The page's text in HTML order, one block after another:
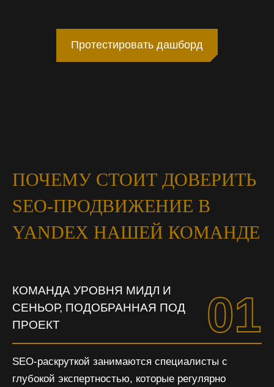
Протестировать дашборд
ПОЧЕМУ СТОИТ ДОВЕРИТЬ
SEO-ПРОДВИЖЕНИЕ В
YANDEX НАШЕЙ КОМАНДЕ
КОМАНДА УРОВНЯ МИДЛ И
СЕНЬОР, ПОДОБРАННАЯ ПОД
ПРОЕКТ
01
SEO-раскруткой занимаются специалисты с
глубокой экспертностью, которые регулярно